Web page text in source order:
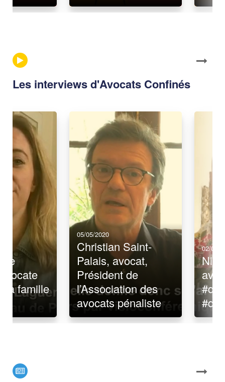
Les interviews d'Avocats Confinés
la famille
05/05/2020
Christian Saint-
Palais, avocat,
Président de
l’Association des
avocats pénaliste
02/05/